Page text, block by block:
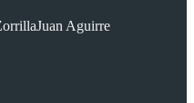
Juan Aguirre